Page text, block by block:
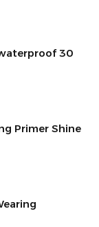
30
Primer Shine